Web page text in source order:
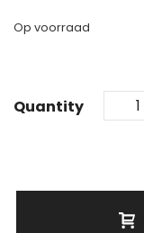
Op voorraad
Quantity